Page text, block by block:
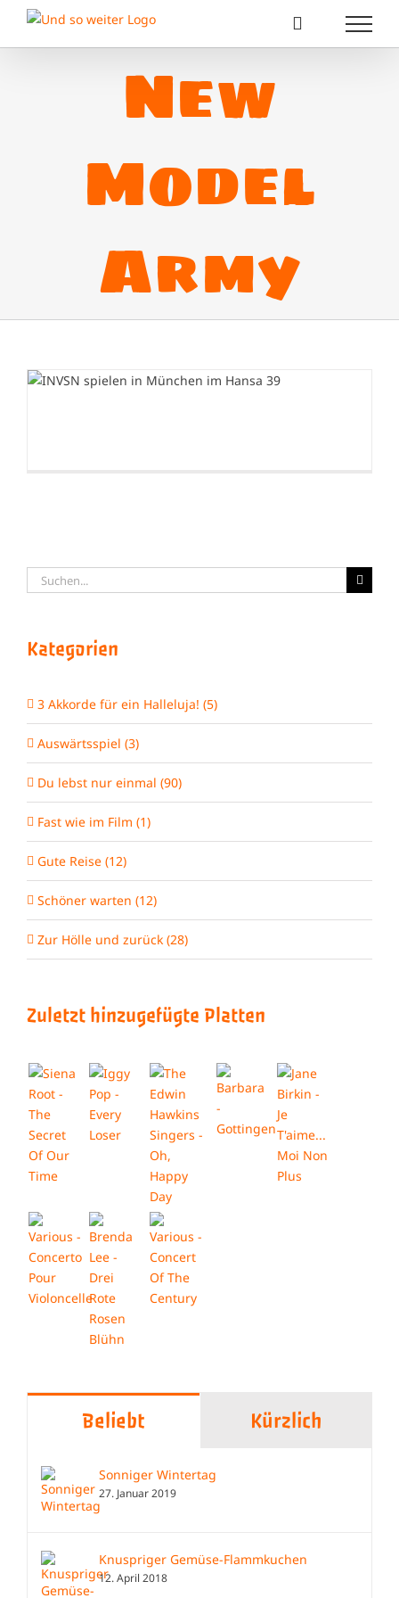
springen
New
Model
Army
Suche
nach:
Kategorien
3 Akkorde für ein Halleluja! (5)
Auswärtsspiel (3)
Du lebst nur einmal (90)
Fast wie im Film (1)
Gute Reise (12)
Schöner warten (12)
Zur Hölle und zurück (28)
Zuletzt hinzugefügte Platten
Beliebt Kürzlich
Sonniger Wintertag
27. Januar 2019
Knuspriger Gemüse-Flammkuchen
12. April 2018